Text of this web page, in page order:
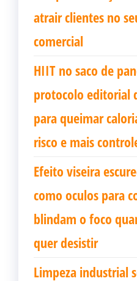
atrair clientes no
comercial
HIIT no saco de
protocolo editorial
para queimar
risco e mais
Efeito viseira
como oculos para
blindam o foco
quer desistir
Limpeza industrial